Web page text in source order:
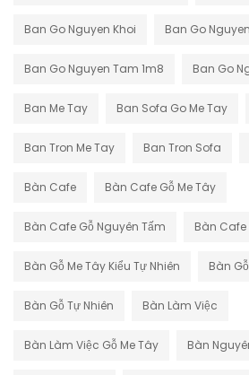
Ban Go Nguyen Khoi Ban Go
Ban Go Nguyen Tam 1m8 Ban Go
Ban Me Tay Ban Sofa Go Me Tay
Ban Tron Me Tay Ban Tron Sofa
Bàn Cafe Bàn Cafe Gỗ Me Tây
Bàn Cafe Gỗ Nguyên Tấm Bàn Cafe
Bàn Gỗ Me Tây Kiểu Tự Nhiên Bàn
Bàn Gỗ Tự Nhiên Bàn Làm Việc
Bàn Làm Việc Gỗ Me Tây Bàn